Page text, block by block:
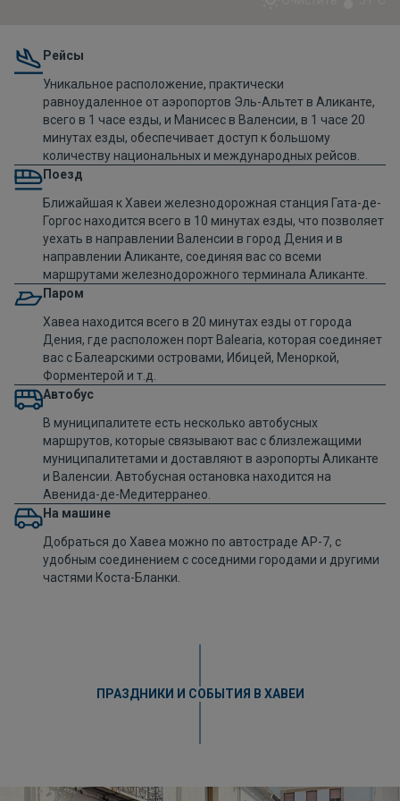
Рейсы
Уникальное расположение, практически
равноудаленное от аэропортов Эль-Альтет в Аликанте,
всего в 1 часе езды, и Манисес в Валенсии, в 1 часе 20
минутах езды, обеспечивает доступ к большому
количеству национальных и международных рейсов.
Поезд
Ближайшая к Хавеи железнодорожная станция Гата-де-
Горгос находится всего в 10 минутах езды, что позволяет
уехать в направлении Валенсии в город Дения и в
направлении Аликанте, соединяя вас со всеми
маршрутами железнодорожного терминала Аликанте
Паром
Хавеа находится всего в 20 минутах езды от города
Дения, где расположен порт Balearia, которая соединяет
вас с Балеарскими островами, Ибицей, Меноркой,
Форментерой и т.д.
Автобус
В муниципалитете есть несколько автобусных
маршрутов, которые связывают вас с близлежащими
муниципалитетами и доставляют в аэропорты Аликанте
и Валенсии. Автобусная остановка находится на
Авенида-де-Медитерранео.
На машине
Добраться до Хавеа можно по автостраде AP-7, с
удобным соединением с соседними городами и другими
частями Коста-Бланки.
ПРАЗДНИКИ И СОБЫТИЯ В ХАВЕИ